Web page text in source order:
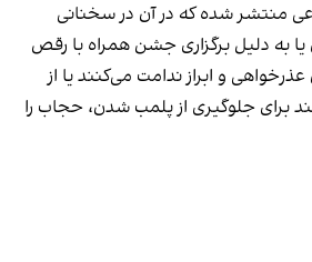
منتشر شده که در آن در سخنانی
یا به دلیل برگزاری جشن همراه با رقص
و ابراز ندامت می‌کنند یا از
برای جلوگیری از پلمب شدن، حجاب را